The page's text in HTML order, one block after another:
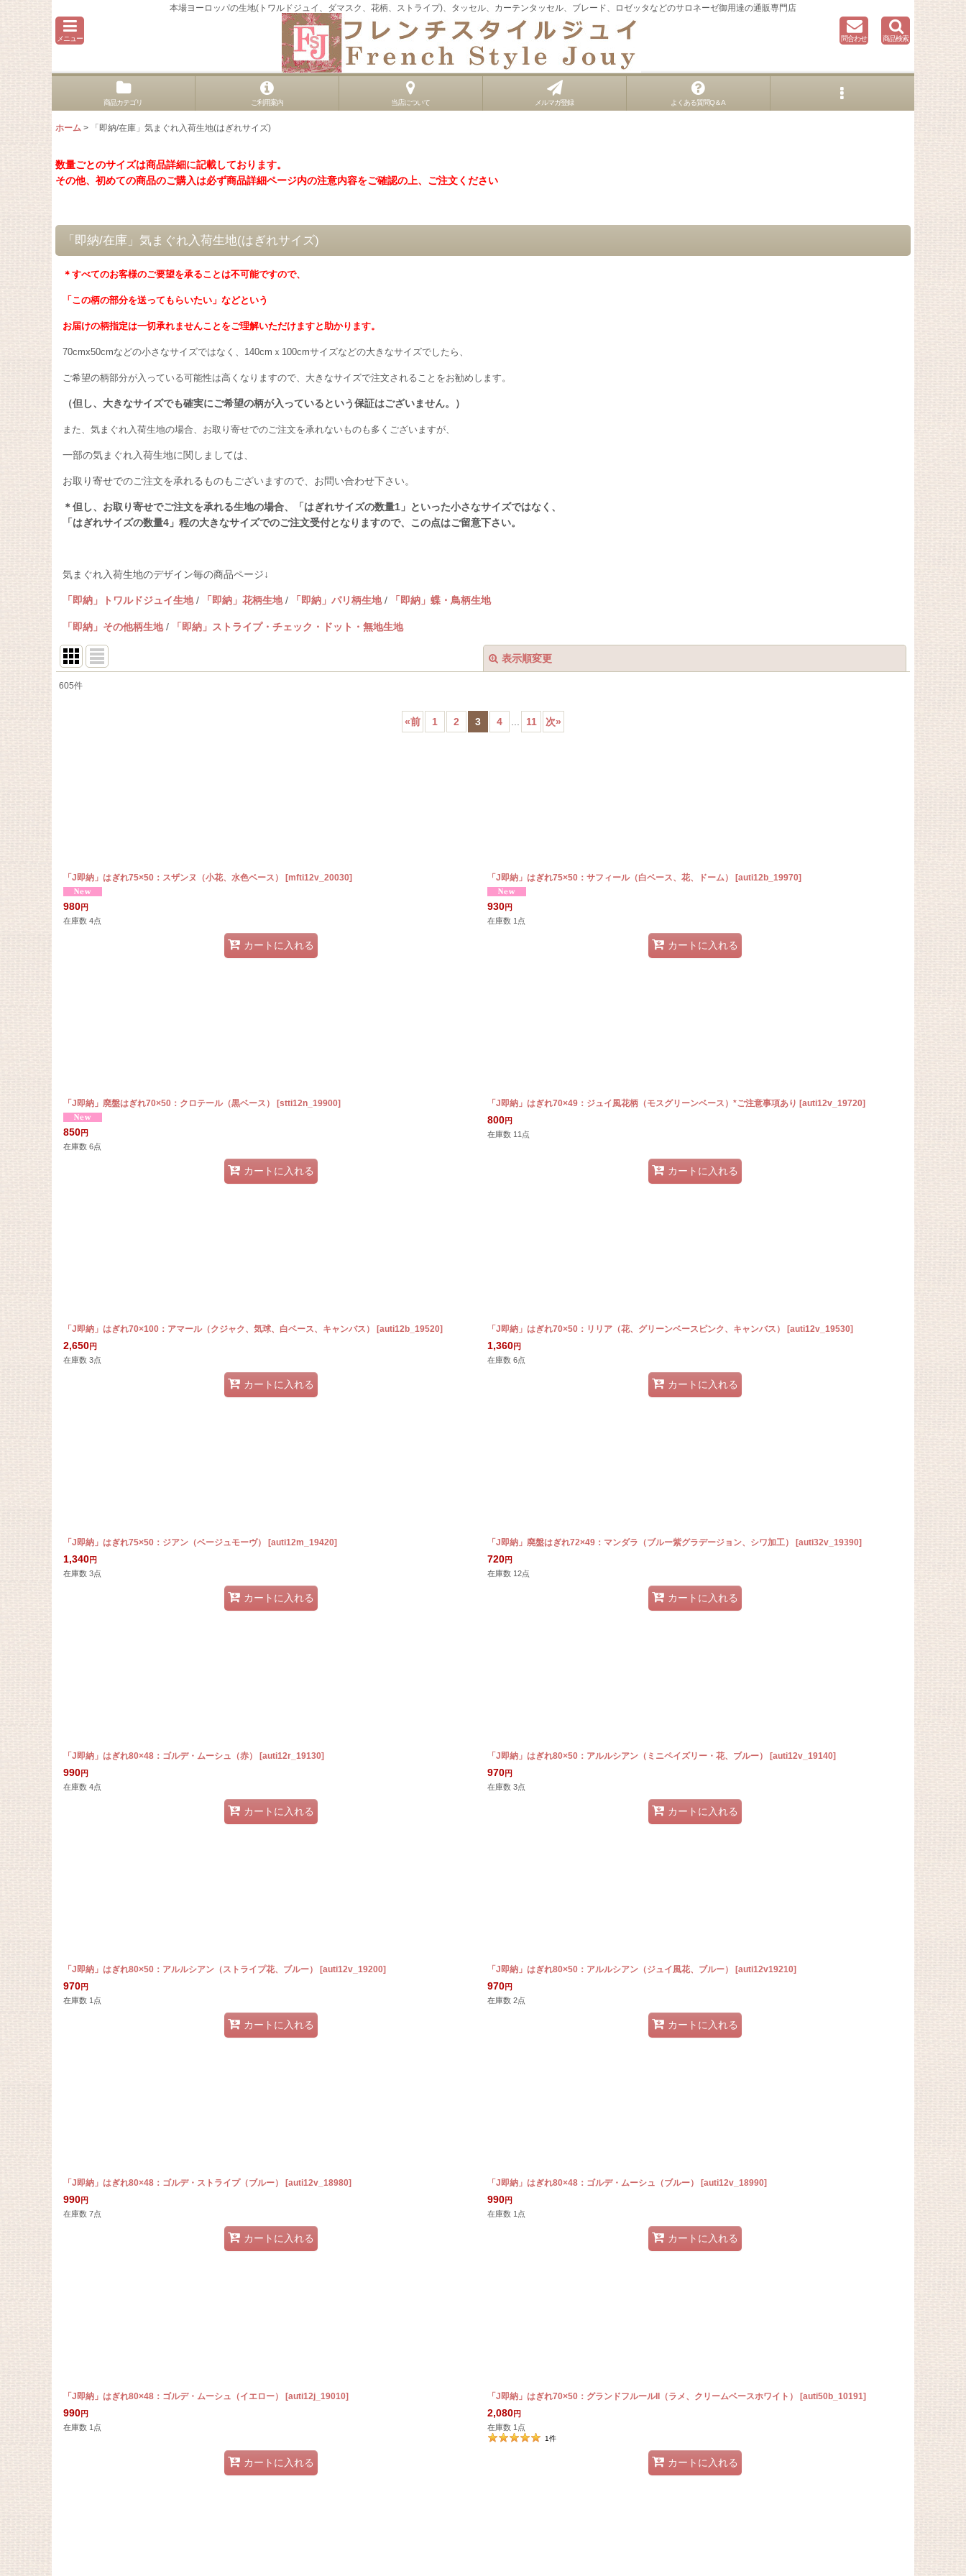
本場ヨーロッパの生地(トワルドジュイ、ダマスク、花柄、ストライプ)、タッセル、カーテンタッセル、ブレード、ロゼッタなどのサロネーゼ御用達の通販専門店
メニュー 問合わせ 商品検索
商品カテゴリ ご利用案内 当店について メルマガ登録 よくある質問Q＆A
ホーム > 「即納/在庫」気まぐれ入荷生地(はぎれサイズ)
数量ごとのサイズは商品詳細に記載しております。
その他、初めての商品のご購入は必ず商品詳細ページ内の注意内容をご確認の上、ご注文ください
「即納/在庫」気まぐれ入荷生地(はぎれサイズ)
＊すべてのお客様のご要望を承ることは不可能ですので、
「この柄の部分を送ってもらいたい」などという
お届けの柄指定は一切承れませんことをご理解いただけますと助かります。
70cmx50cmなどの小さなサイズではなく、140cmｘ100cmサイズなどの大きなサイズでしたら、
ご希望の柄部分が入っている可能性は高くなりますので、大きなサイズで注文されることをお勧めします。
（但し、大きなサイズでも確実にご希望の柄が入っているという保証はございません。）
また、気まぐれ入荷生地の場合、お取り寄せでのご注文を承れないものも多くございますが、
一部の気まぐれ入荷生地に関しましては、
お取り寄せでのご注文を承れるものもございますので、お問い合わせ下さい。
＊但し、お取り寄せでご注文を承れる生地の場合、「はぎれサイズの数量1」といった小さなサイズではなく、
「はぎれサイズの数量4」程の大きなサイズでのご注文受付となりますので、この点はご留意下さい。
気まぐれ入荷生地のデザイン毎の商品ページ↓
「即納」トワルドジュイ生地/ 「即納」花柄生地/ 「即納」パリ柄生地/ 「即納」蝶・鳥柄生地
「即納」その他柄生地/ 「即納」ストライプ・チェック・ドット・無地生地
表示順変更
605件
«前 1 2 3 4 11 次»
「J即納」はぎれ75×50：スザンヌ（小花、水色ベース） [mfti12v_20030]
980円
在庫数 4点
カートに入れる
「J即納」はぎれ75×50：サフィール（白ベース、花、ドーム） [auti12b_19970]
930円
在庫数 1点
カートに入れる
「J即納」廃盤はぎれ70×50：クロテール（黒ベース） [stti12n_19900]
850円
在庫数 6点
カートに入れる
「J即納」はぎれ70×49：ジュイ風花柄（モスグリーンベース）*ご注意事項あり [auti12v_19720]
800円
在庫数 11点
カートに入れる
「J即納」はぎれ70×100：アマール（クジャク、気球、白ベース、キャンバス） [auti12b_19520]
2,650円
在庫数 3点
カートに入れる
「J即納」はぎれ70×50：リリア（花、グリーンベースピンク、キャンバス） [auti12v_19530]
1,360円
在庫数 6点
カートに入れる
「J即納」はぎれ75×50：ジアン（ベージュモーヴ） [auti12m_19420]
1,340円
在庫数 3点
カートに入れる
「J即納」廃盤はぎれ72×49：マンダラ（ブルー紫グラデージョン、シワ加工） [auti32v_19390]
720円
在庫数 12点
カートに入れる
「J即納」はぎれ80×48：ゴルデ・ムーシュ（赤） [auti12r_19130]
990円
在庫数 4点
カートに入れる
「J即納」はぎれ80×50：アルルシアン（ミニペイズリー・花、ブルー） [auti12v_19140]
970円
在庫数 3点
カートに入れる
「J即納」はぎれ80×50：アルルシアン（ストライプ花、ブルー） [auti12v_19200]
970円
在庫数 1点
カートに入れる
「J即納」はぎれ80×50：アルルシアン（ジュイ風花、ブルー） [auti12v19210]
970円
在庫数 2点
カートに入れる
「J即納」はぎれ80×48：ゴルデ・ストライプ（ブルー） [auti12v_18980]
990円
在庫数 7点
カートに入れる
「J即納」はぎれ80×48：ゴルデ・ムーシュ（ブルー） [auti12v_18990]
990円
在庫数 1点
カートに入れる
「J即納」はぎれ80×48：ゴルデ・ムーシュ（イエロー） [auti12j_19010]
990円
在庫数 1点
カートに入れる
「J即納」はぎれ70×50：グランドフルールII（ラメ、クリームベースホワイト） [auti50b_10191]
2,080円
在庫数 1点
1件
カートに入れる